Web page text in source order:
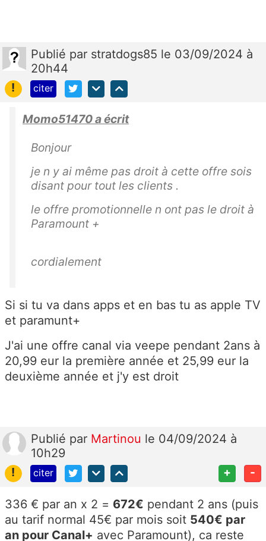
Publié par stratdogs85 le 03/09/2024 à
20h44
!
citer
Momo51470 a écrit
Bonjour
je n y ai même pas droit à cette offre sois
disant pour tout les clients .
le offre promotionnelle n ont pas le droit à
Paramount +
cordialement
Si si tu va dans apps et en bas tu as apple TV
et paramunt+
J'ai une offre canal via veepe pendant 2ans à
20,99 eur la première année et 25,99 eur la
deuxième année et j'y est droit
Publié par Martinou le 04/09/2024 à
10h29
!
citer + -
336 € par an x 2 = 672€ pendant 2 ans (puis
au tarif normal 45€ par mois soit 540€ par
an pour Canal+ avec Paramount), ca reste